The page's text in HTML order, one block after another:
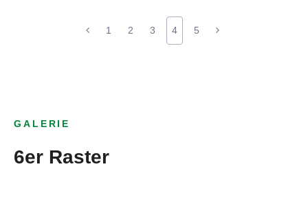
1 2 3 4 5
GALERIE
6er Raster